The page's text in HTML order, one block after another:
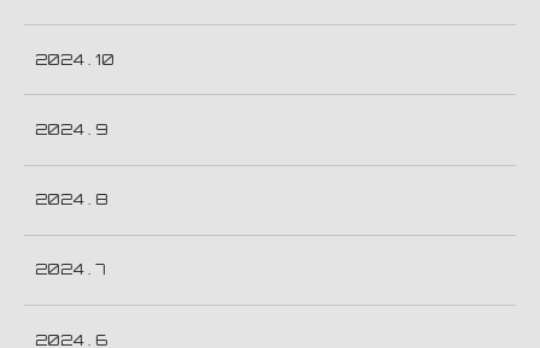
2024 . 10
2024 . 9
2024 . 8
2024 . 7
2024 . 6